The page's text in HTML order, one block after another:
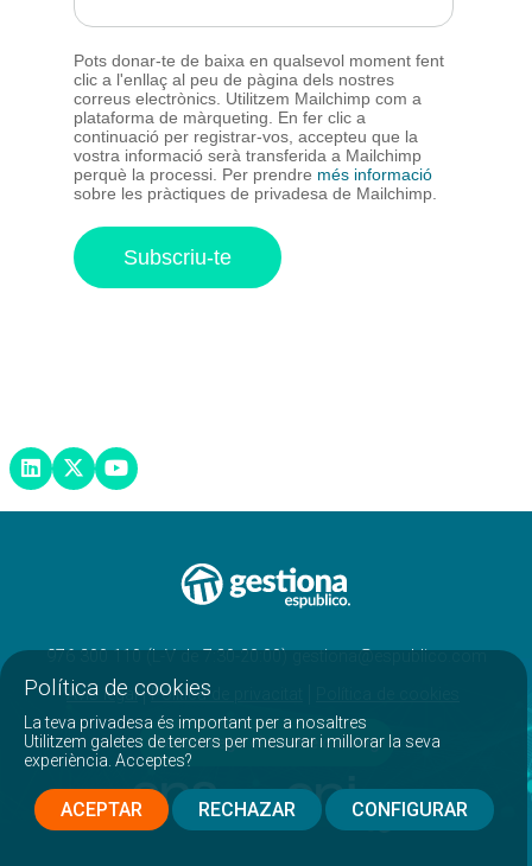
Pots donar-te de baixa en qualsevol moment fent
clic a l'enllaç al peu de pàgina dels nostres
correus electrònics. Utilitzem Mailchimp com a
plataforma de màrqueting. En fer clic a
continuació per registrar-vos, accepteu que la
vostra informació serà transferida a Mailchimp
perquè la processi. Per prendre més informació
sobre les pràctiques de privadesa de Mailchimp.
976 300 110 (L-V de 7:30-20:00) gestiona@espublico.com
Avís legal
Política de privacitat
Descarrega el nostre catàleg
Política de cookies
La teva privadesa és important per a nosaltres
Utilitzem galetes de tercers per mesurar i millorar la seva
experiència. Acceptes?
ACEPTAR RECHAZAR CONFIGURAR